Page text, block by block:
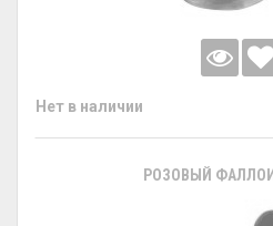
Нет в наличии
РОЗОВЫЙ